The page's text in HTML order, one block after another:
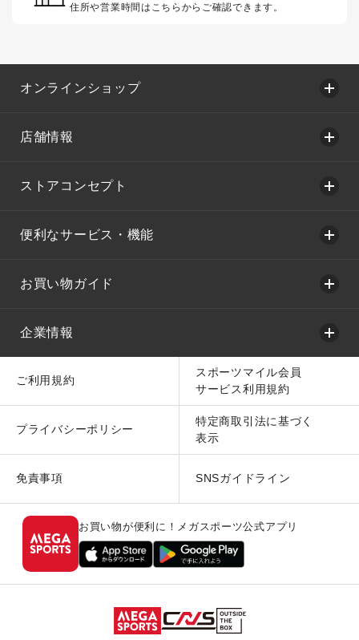
住所や営業時間はこちらからご確認できます。
オンラインショップ
店舗情報
ストアコンセプト
便利なサービス・機能
お買い物ガイド
企業情報
ご利用規約
スポーツマイル会員
サービス利用規約
プライバシーポリシー
特定商取引法に基づく
表示
免責事項 SNSガイドライン
お買い物が便利に！メガスポーツ公式アプリ